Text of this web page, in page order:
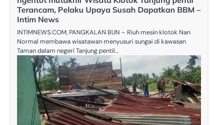
Terancam, Pelaku Upaya Susah Dapatkan BBM –
Intim News
INTIMNEWS.COM, PANGKALAN BUN – Riuh mesin klotok Nan
Normal membawa wisatawan menyusuri sungai di kawasan
Taman dalam negeri Tanjung pentil…